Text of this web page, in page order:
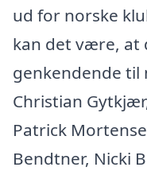
ud for norske
kan det være, at
genkendende til
Christian
Patrick
Bendtner, Nicki